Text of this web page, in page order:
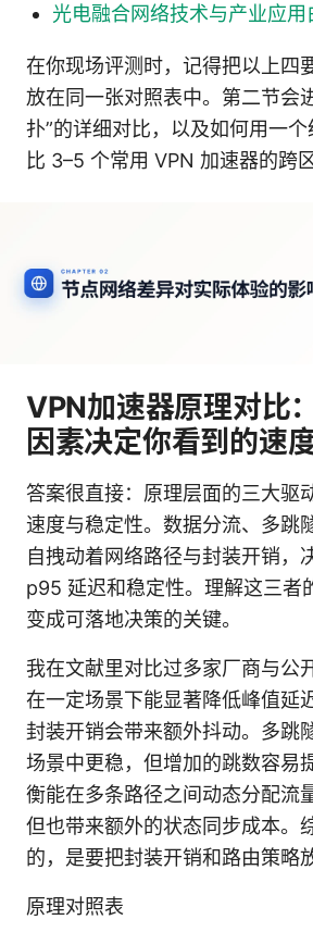
光电融合网络技术与产业应用
在你现场评测时，记得把以上四
放在同一张对照表中。第二节会
扑”的详细对比，以及如何用一
比 3–5 个常用 VPN 加速器的跨
VPN加速器原理对比
因素决定你看到的速
答案很直接：原理层面的三大驱
速度与稳定性。数据分流、多跳
自拽动着网络路径与封装开销，
p95 延迟和稳定性。理解这三者
变成可落地决策的关键。
我在文献里对比过多家厂商与公
在一定场景下能显著降低峰值延
封装开销会带来额外抖动。多跳
场景中更稳，但增加的跳数容易
衡能在多条路径之间动态分配流
但也带来额外的状态同步成本。
的，是要把封装开销和路由策略
原理对照表